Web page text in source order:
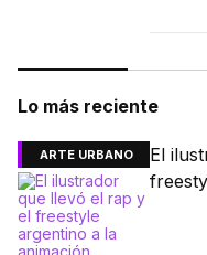
Lo más reciente
ARTE URBANO
El